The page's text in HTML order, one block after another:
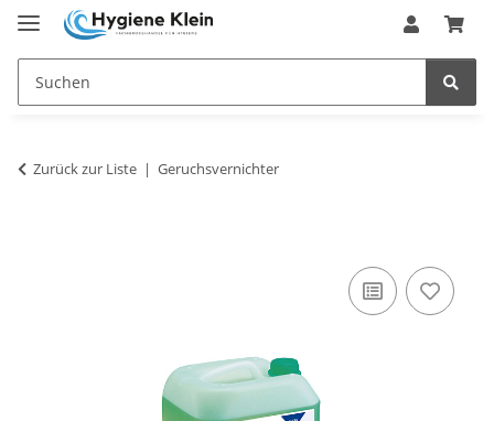
Zurück zur Liste Geruchsvernichter